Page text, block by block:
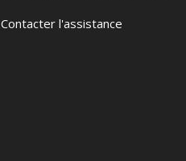
Contacter l'assistance